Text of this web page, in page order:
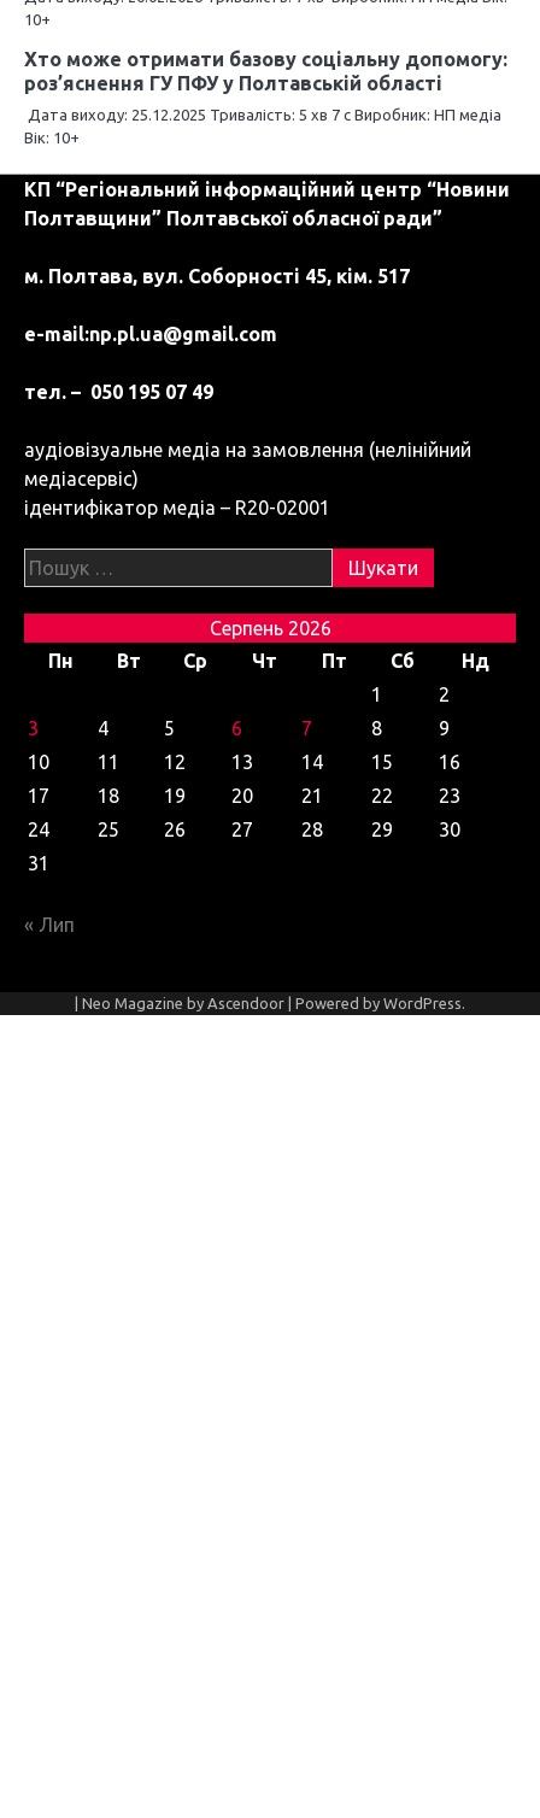
з
а
п
с
в
10+
Хто може отримати базову соціальну допомогу:
роз’яснення ГУ ПФУ у Полтавській області
Дата виходу: 25.12.2025 Тривалість: 5 хв 7 с Виробник: НП медіа
Вік: 10+
КП “Регіональний інформаційний центр “Новини
Полтавщини” Полтавської обласної ради”
м. Полтава, вул. Соборності 45, кім. 517
e-mail:np.pl.ua@gmail.com
тел. – 050 195 07 49
аудіовізуальне медіа на замовлення (нелінійний
медіасервіс)
ідентифікатор медіа – R20-02001
Пошук:
Серпень 2026
Пн
Вт Ср Чт Пт Сб
Нд
1
2
3
4 5 6 7 8
9
10
11 12 13 14 15
16
17
18 19 20 21 22
23
24
25 26 27 28 29
30
31
« Лип
| Neo Magazine by Ascendoor | Powered by WordPress